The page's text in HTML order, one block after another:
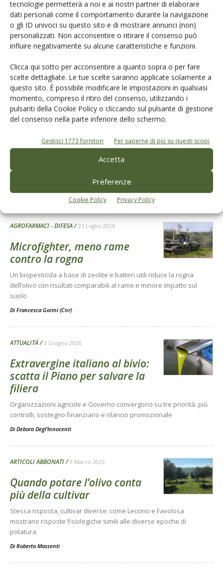
tecnologie permetterà a noi e ai nostri partner di elaborare
dati personali come il comportamento durante la navigazione
o gli ID univoci su questo sito e di mostrare annunci (non)
personalizzati. Non acconsentire o ritirare il consenso può
influire negativamente su alcune caratteristiche e funzioni.
Clicca qui sotto per acconsentire a quanto sopra o per fare
scelte dettagliate. Le tue scelte saranno applicate solamente a
questo sito. È possibile modificare le impostazioni in qualsiasi
momento, compreso il ritiro del consenso, utilizzando i
pulsanti della Cookie Policy o cliccando sul pulsante di gestione
del consenso nella parte inferiore dello schermo.
Gestisci 1773 fornitori Per saperne di più su questi scopi
Accetta
Preferenze
Cookie Policy Privacy Policy
Dalla stessa categoria
ARTICOLI ABBONATI 24 Luglio 2026
piatto con l’evo
La biochimica svela il segreto della citronette dove l’azione
sinergica delle due vitamine protegge le membrane cellulari dal
DiMaria Lisa Clodoveo
AGROFARMACI - DIFESA 23 Luglio 2026
Microfighter, meno rame
contro la rogna
Un biopesticida a base di zeolite e batteri utili riduce la rogna
dell’olivo con risultati comparabili al rame e minore impatto sul
suolo
Di Francesca Gorini (Cnr) -
ATTUALITÀ 3 Giugno 2026
Extravergine italiano al bivio:
scatta il Piano per salvare la
filiera
Organizzazioni agricole e Governo convergono su tre priorità: più
controlli, sostegno finanziario e rilancio promozionale
Di Debora Degl’Innocenti
ARTICOLI ABBONATI 9 Marzo 2026
Quando potare l’olivo conta
più della cultivar
Stessa risposta, cultivar diverse: come Leccino e Favolosa
mostrano risposte fisiologiche simili alle diverse epoche di
potatura
Di Roberto Massenti -